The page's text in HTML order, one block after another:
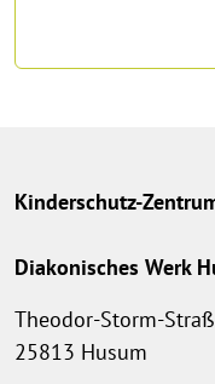
Kinderschutz-
Diakonisches Werk
Theodor-Storm-
25813 Husum